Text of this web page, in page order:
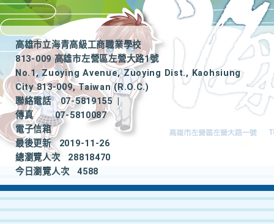
高雄市立海青高級工商職業學校
813-009 高雄市左營區左營大路1號
No.1, Zuoying Avenue, Zuoying Dist., Kaohsiung
City 813-009, Taiwan (R.O.C.)
聯絡電話
07-5819155
|
傳真
07-5810087
電子信箱
最後更新
2019-11-26
總瀏覽人次
28818470
今日瀏覽人次
4588